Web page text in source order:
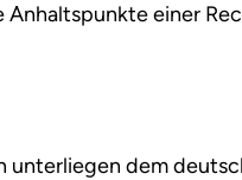
einer
dem